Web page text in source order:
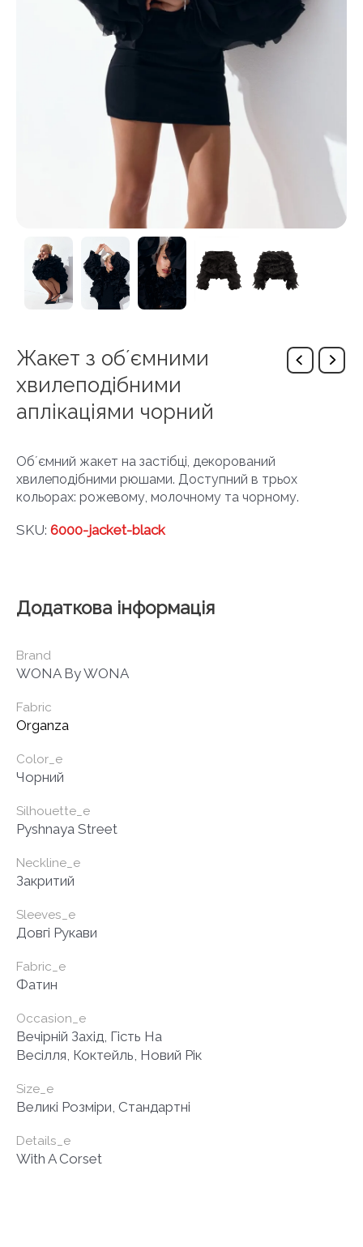
Жакет з обʼємними
хвилеподібними
аплікаціями чорний
Обʼємний жакет на застібці, декорований
хвилеподібними рюшами. Доступний в трьох
кольорах: рожевому, молочному та чорному.
SKU: 6000-jacket-black
Додаткова інформація
Brand
WONA By WONA
Fabric
Organza
Color_e
Чорний
Silhouette_e
Pyshnaya Street
Neckline_e
Закритий
Sleeves_e
Довгі Рукави
Fabric_e
Фатин
Occasion_e
Вечірній Захід, Гість На
Весілля, Коктейль, Новий Рік
Size_e
Великі Розміри, Стандартні
Details_e
With A Corset